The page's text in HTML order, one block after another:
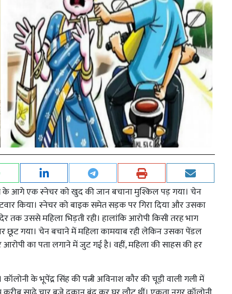
के आगे एक स्नेचर को खुद की जान बचाना मुश्किल पड़ गया। चेन
किया। स्नेचर को बाइक समेत सड़क पर गिरा दिया और उसका
उससे महिला भिड़ती रही। हालांकि आरोपी किसी तरह भाग
गया। चेन बचाने में महिला कामयाब रही लेकिन उसका पेंडल
का पता लगाने में जुट गई है। वहीं, महिला की साहस की हर
के भूपेंद्र सिंह की पत्नी अविनाश कौर की चूड़ी वाली गली में